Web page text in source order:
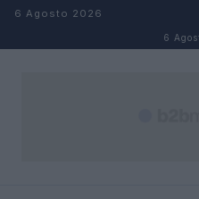
Salta al contenuto
6 Agosto 2026
6